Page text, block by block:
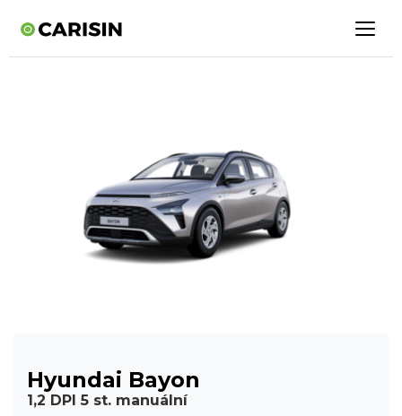
Hyundai Bayon
1,2 DPI 5 st. manuální